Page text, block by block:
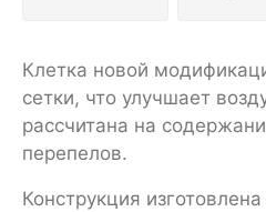
Клетка новой
сетки, что улучшает
рассчитана на
перепелов.
Конструкция